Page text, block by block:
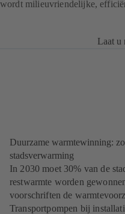
wordt milieuvriendelijke,
Laat u
Duurzame warmtewinning:
stadsverwarming
In 2030 moet 30% van de
restwarmte worden
voorschriften de
Transportpompen bij